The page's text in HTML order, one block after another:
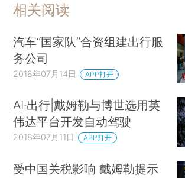
相关阅读
汽车“国家队”合资组建出行服
务公司
2018年07月14日 APP打开
AI·出行|戴姆勒与博世选用英
伟达平台开发自动驾驶
2018年07月11日 APP打开
受中国关税影响 戴姆勒提示